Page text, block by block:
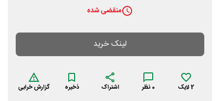
منقضی شده
لینک خرید
2لایک 0 نظر اشتراک ذخیره گزارش خرابی